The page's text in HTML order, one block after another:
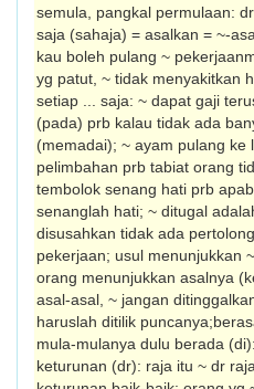
semula, pangkal permulaan:
saja (sahaja) = asalkan = ~-
kau boleh pulang ~
yg patut, ~ tidak menyakitkan
setiap ... saja: ~ dapat gaji
(pada) prb kalau tidak ada
(memadai); ~ ayam pulang ke
pelimbahan prb tabiat orang
tembolok senang hati prb
senanglah hati; ~ ditugal
disusahkan tidak ada
pekerjaan; usul menunjukkan
orang menunjukkan asalnya
asal-asal, ~ jangan
haruslah ditilik
mula-mulanya dulu berada
keturunan (dr): raja itu ~ dr